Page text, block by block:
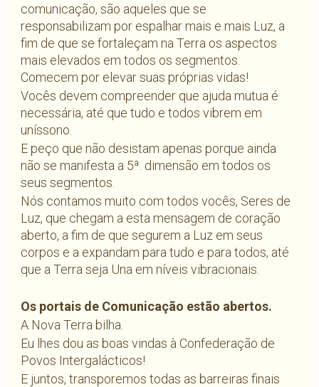
comunicação, são aqueles que se
responsabilizam por espalhar mais e mais Luz, a
fim de que se fortaleçam na Terra os aspectos
mais elevados em todos os segmentos.
Comecem por elevar suas próprias vidas!
Vocês devem compreender que ajuda mutua é
necessária, até que tudo e todos vibrem em
uníssono.
E peço que não desistam apenas porque ainda
não se manifesta a 5ª. dimensão em todos os
seus segmentos.
Nós contamos muito com todos vocês, Seres de
Luz, que chegam a esta mensagem de coração
aberto, a fim de que segurem a Luz em seus
corpos e a expandam para tudo e para todos, até
que a Terra seja Una em níveis vibracionais.
Os portais de Comunicação estão abertos.
A Nova Terra bilha.
Eu lhes dou as boas vindas à Confederação de
Povos Intergalácticos!
E juntos, transporemos todas as barreiras finais